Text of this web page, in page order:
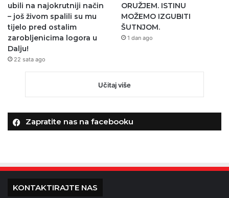
ubili na najokrutniji način
– još živom spalili su mu
tijelo pred ostalim
zarobljenicima logora u
Dalju!
22 sata ago
ORUŽJEM. ISTINU
MOŽEMO IZGUBITI
ŠUTNJOM.
1 dan ago
Učitaj više
Zapratite nas na facebooku
KONTAKTIRAJTE NAS